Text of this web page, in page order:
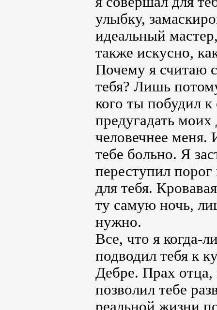
улыбку,
идеальный
также искусно,
Почему я считаю
тебя? Лишь
кого ты побудил
предугадать
человечнее меня.
тебе больно. Я
переступил
для тебя.
ту самую ночь,
нужно.
Все, что я когда-
подводил тебя к
Дебре. Прах отца,
позволил тебе
реальной жизни